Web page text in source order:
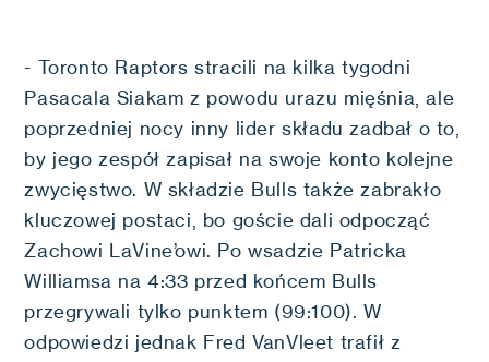
- Toronto Raptors stracili na kilka tygodni
Pasacala Siakam z powodu urazu mięśnia, ale
poprzedniej nocy inny lider składu zadbał o to,
by jego zespół zapisał na swoje konto kolejne
zwycięstwo. W składzie Bulls także zabrakło
kluczowej postaci, bo goście dali odpocząć
Zachowi LaVine’owi. Po wsadzie Patricka
Williamsa na 4:33 przed końcem Bulls
przegrywali tylko punktem (99:100). W
odpowiedzi jednak Fred VanVleet trafił z